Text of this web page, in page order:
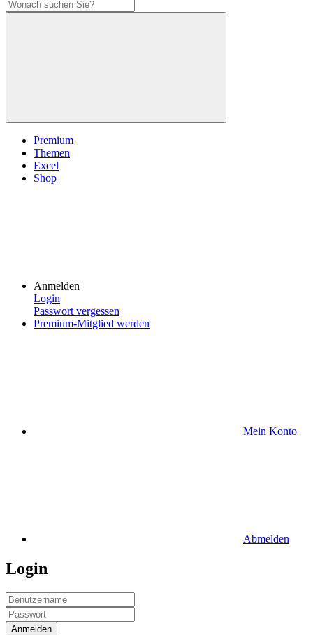
Premium
Themen
Excel
Shop
Anmelden
Login
Passwort vergessen
Premium-Mitglied werden
Mein Konto
Abmelden
Login
Anmelden